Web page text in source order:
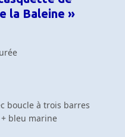
la Baleine »
boucle à trois barres
bleu marine